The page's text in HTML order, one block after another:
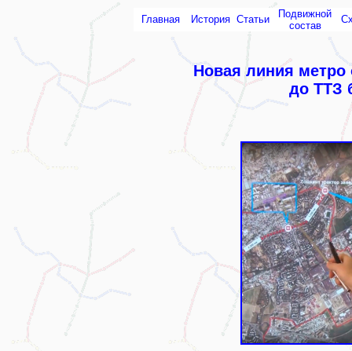
Главная История Статьи
Подвижной
состав
Новая линия метро
до ТТЗ